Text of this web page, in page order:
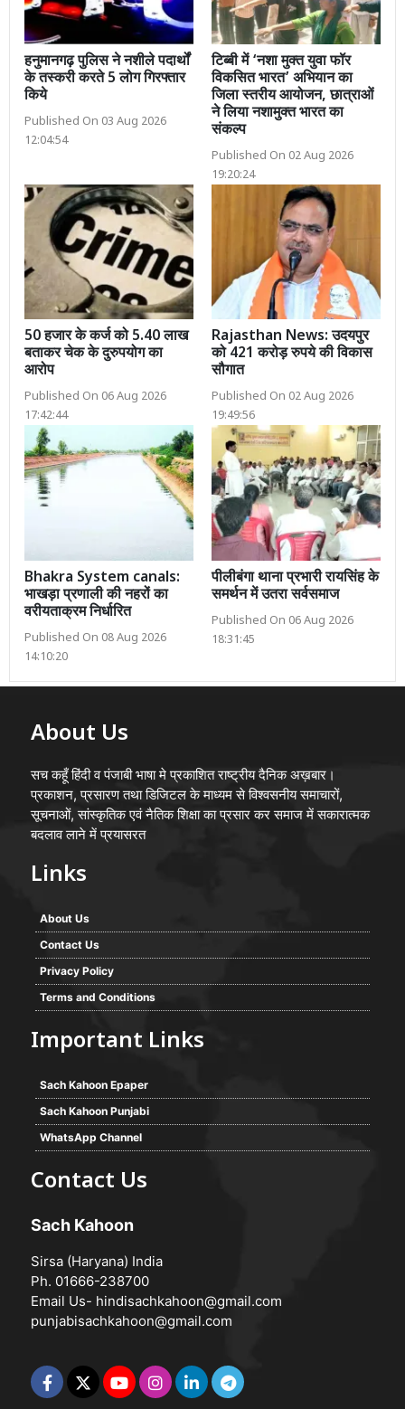
हनुमानगढ़ पुलिस ने नशीले पदार्थों
के तस्करी करते 5 लोग गिरफ्तार
किये
Published On 03 Aug 2026
12:04:54
टिब्बी में ‘नशा मुक्त युवा फॉर
विकसित भारत’ अभियान का
जिला स्तरीय आयोजन, छात्राओं
ने लिया नशामुक्त भारत का
संकल्प
Published On 02 Aug 2026
19:20:24
50 हजार के कर्ज को 5.40 लाख
बताकर चेक के दुरुपयोग का
आरोप
Published On 06 Aug 2026
17:42:44
Rajasthan News: उदयपुर
को 421 करोड़ रुपये की विकास
सौगात
Published On 02 Aug 2026
19:49:56
Bhakra System canals:
भाखड़ा प्रणाली की नहरों का
वरीयताक्रम निर्धारित
Published On 08 Aug 2026
14:10:20
पीलीबंगा थाना प्रभारी रायसिंह के
समर्थन में उतरा सर्वसमाज
Published On 06 Aug 2026
18:31:45
About Us
सच कहूँ हिंदी व पंजाबी भाषा मे प्रकाशित राष्ट्रीय दैनिक अख़बार।
प्रकाशन, प्रसारण तथा डिजिटल के माध्यम से विश्वसनीय समाचारों,
सूचनाओं, सांस्कृतिक एवं नैतिक शिक्षा का प्रसार कर समाज में सकारात्मक
बदलाव लाने में प्रयासरत
Links
About Us
Contact Us
Privacy Policy
Terms and Conditions
Important Links
Sach Kahoon Epaper
Sach Kahoon Punjabi
WhatsApp Channel
Contact Us
Sach Kahoon
Sirsa (Haryana) India
Ph. 01666-238700
Email Us- hindisachkahoon@gmail.com
punjabisachkahoon@gmail.com